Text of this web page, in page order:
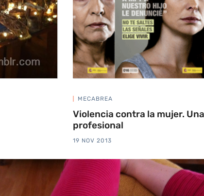
MECABREA
Violencia contra la mujer.
profesional
19 NOV 2013